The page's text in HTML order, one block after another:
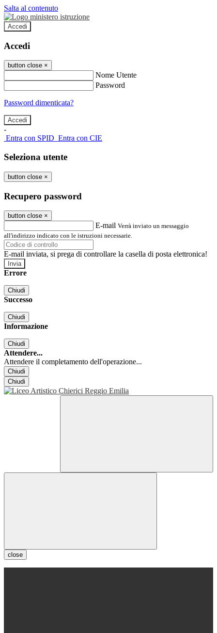
Salta al contenuto
Accedi
Accedi
button close ×
Nome Utente
Password
Password dimenticata?
-
Entra con SPID Entra con CIE
Seleziona utente
button close ×
Recupero password
button close ×
E-mail Verrà inviato un messaggio
all'indirizzo indicato con le istruzioni necessarie.
E-mail inviata, si prega di controllare la casella di posta elettronica!
Errore
Chiudi
Successo
Chiudi
Informazione
Chiudi
Attendere...
Attendere il completamento dell'operazione...
Chiudi
Chiudi
close